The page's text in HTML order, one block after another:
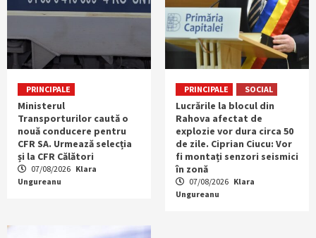
PRINCIPALE
Ministerul
Transporturilor caută o
nouă conducere pentru
CFR SA. Urmează selecția
și la CFR Călători
07/08/2026 Klara
Ungureanu
PRINCIPALE SOCIAL
Lucrările la blocul din
Rahova afectat de
explozie vor dura circa 50
de zile. Ciprian Ciucu: Vor
fi montați senzori seismici
în zonă
07/08/2026 Klara
Ungureanu